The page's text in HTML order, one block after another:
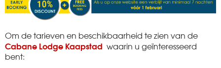
Om de tarieven en beschikbaarheid te zien van de
Cabane Lodge Kaapstad waarin u geïnteresseerd
bent: